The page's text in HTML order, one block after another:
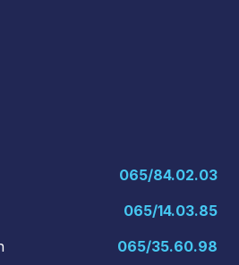
065/84.02.03
065/14.03.85
065/35.60.98